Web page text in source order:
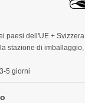
paesi dell'UE + Svizzera
stazione di imballaggio,
5 giorni